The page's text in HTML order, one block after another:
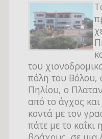
του
πόλη του Βόλου,
Πηλίου, ο
από το άγχος
κοντά με τον
πάτε με το